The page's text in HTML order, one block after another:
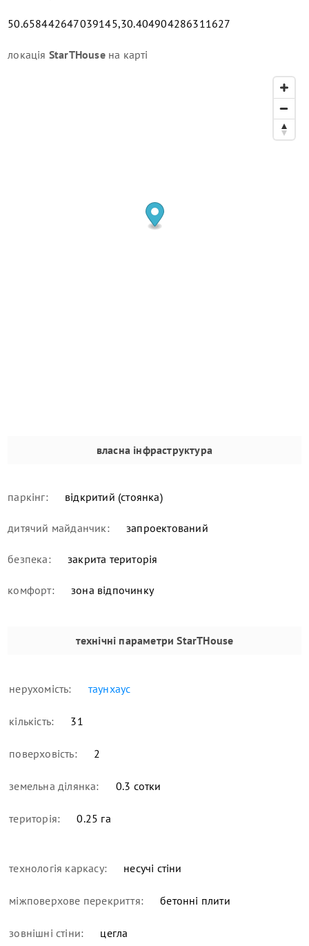
50.658442647039145,30.404904286311627
локація StarTHouseна карті
власна інфраструктура
паркінг: відкритий (стоянка)
дитячий майданчик: запроектований
безпека: закрита територія
комфорт: зона відпочинку
технічні параметри StarTHouse
нерухомість: таунхаус
кількість: 31
поверховість: 2
земельна ділянка: 0.3 сотки
територія: 0.25 га
технологія каркасу: несучі стіни
міжповерхове перекриття: бетонні плити
зовнішні стіни: цегла